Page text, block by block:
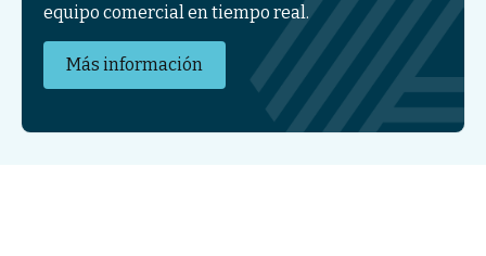
equipo comercial en tiempo real.
Más información